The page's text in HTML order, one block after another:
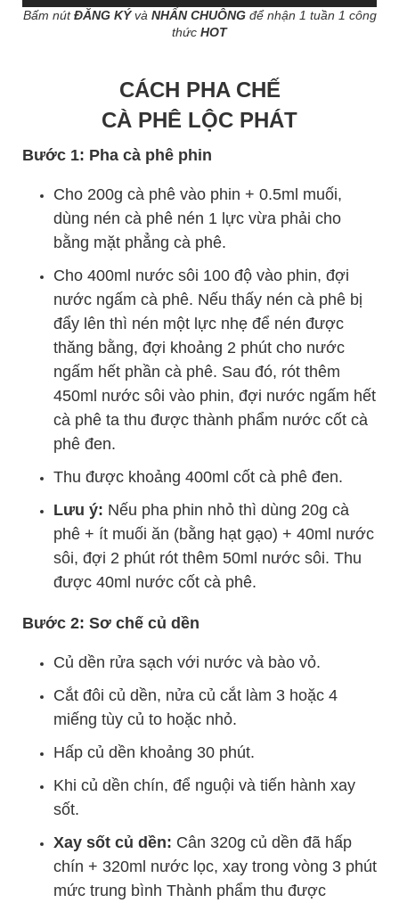
Bấm nútĐĂNG KÝvà NHẤN CHUÔNG để nhận 1 tuần 1 công
thức HOT
CÁCH PHA CHẾ
CÀ PHÊ LỘC PHÁT
Bước 1: Pha cà phê phin
Cho 200g cà phê vào phin + 0.5ml muối,
dùng nén cà phê nén 1 lực vừa phải cho
bằng mặt phẳng cà phê.
Cho 400ml nước sôi 100 độ vào phin, đợi
nước ngấm cà phê. Nếu thấy nén cà phê bị
đẩy lên thì nén một lực nhẹ để nén được
thăng bằng, đợi khoảng 2 phút cho nước
ngấm hết phần cà phê. Sau đó, rót thêm
450ml nước sôi vào phin, đợi nước ngấm hết
cà phê ta thu được thành phẩm nước cốt cà
phê đen.
Thu được khoảng 400ml cốt cà phê đen.
Lưu ý: Nếu pha phin nhỏ thì dùng 20g cà
phê + ít muối ăn (bằng hạt gạo) + 40ml nước
sôi, đợi 2 phút rót thêm 50ml nước sôi. Thu
được 40ml nước cốt cà phê.
Bước 2: Sơ chế củ dền
Củ dền rửa sạch với nước và bào vỏ.
Cắt đôi củ dền, nửa củ cắt làm 3 hoặc 4
miếng tùy củ to hoặc nhỏ.
Hấp củ dền khoảng 30 phút.
Khi củ dền chín, để nguội và tiến hành xay
sốt.
Xay sốt củ dền: Cân 320g củ dền đã hấp
chín + 320ml nước lọc, xay trong vòng 3 phút
mức trung bình Thành phẩm thu được